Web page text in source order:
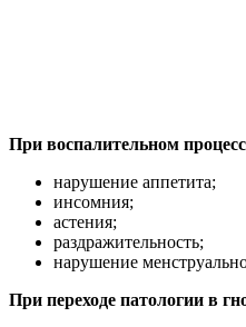
При воспалительном
нарушение аппетита;
инсомния;
астения;
раздражительность;
нарушение
При переходе патологии в